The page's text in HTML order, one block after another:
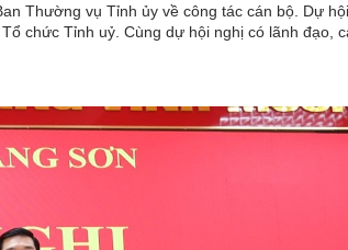
Thường vụ Tỉnh ủy về công tác cán bộ. Dự
chức Tỉnh uỷ. Cùng dự hội nghị có lãnh đạo,